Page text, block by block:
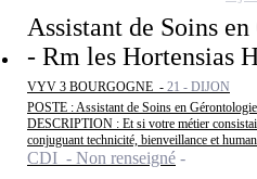
Assistant de Soins
- Rm les Hortensias
VYV 3 BOURGOGNE - 21 - DIJON
POSTE : Assistant de Soins en
DESCRIPTION : Et si votre métier
conjuguant technicité, bienveillance et
CDI - Non renseigné